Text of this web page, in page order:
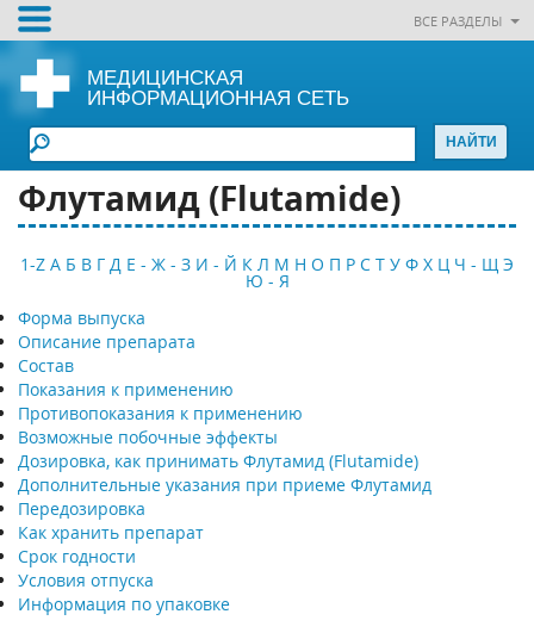
ВСЕ РАЗДЕЛЫ
МЕДИЦИНСКАЯ
ИНФОРМАЦИОННАЯ СЕТЬ
Флутамид (Flutamide)
1-Z А Б В Г Д Е - Ж - З И - Й К Л М Н О П Р С Т У Ф Х Ц Ч - Щ Э
Ю - Я
Форма выпуска
Описание препарата
Состав
Показания к применению
Противопоказания к применению
Возможные побочные эффекты
Дозировка, как принимать Флутамид (Flutamide)
Дополнительные указания при приеме Флутамид
Передозировка
Как хранить препарат
Срок годности
Условия отпуска
Информация по упаковке